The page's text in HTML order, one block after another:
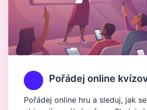
Pořádej online
Pořádej online hru a sleduj, jak